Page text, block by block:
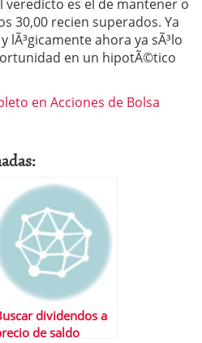
veredicto es el de mantener o
30,00 recien superados. Ya
lÃ³gicamente ahora ya sÃ³lo
en un hipotÃ©tico
en Acciones de Bolsa
dividendos a
de saldo